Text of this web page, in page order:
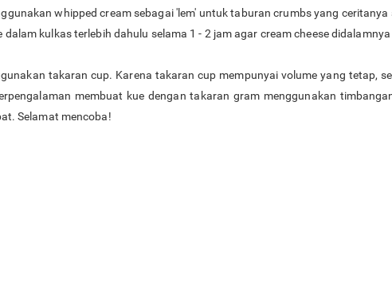
whipped cream sebagai 'lem' untuk taburan crumbs yang ceritanya
kulkas terlebih dahulu selama 1 - 2 jam agar cream cheese
takaran cup. Karena takaran cup mempunyai volume yang tetap,
membuat kue dengan takaran gram menggunakan
Selamat mencoba!